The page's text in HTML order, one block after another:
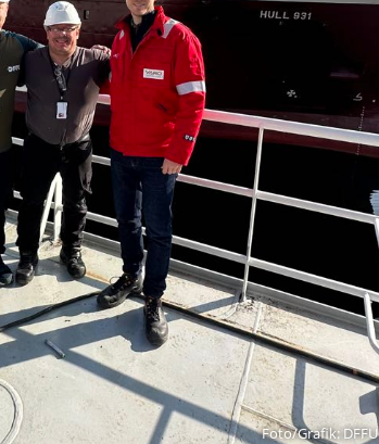
Foto/Grafik: DFFU